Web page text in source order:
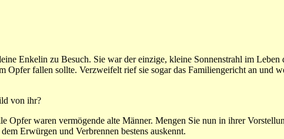
Enkelin zu Besuch. Sie war der einzige, kleine Sonnenstrahl im Leben
fallen sollte. Verzweifelt rief sie sogar das Familiengericht an und
von ihr?
waren vermögende alte Männer. Mengen Sie nun in ihrer
Erwürgen und Verbrennen bestens auskennt.